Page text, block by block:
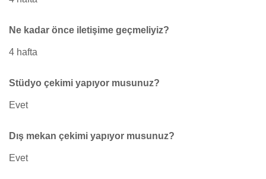
Ne kadar önce iletişime geçmeliyiz?
4 hafta
Stüdyo çekimi yapıyor musunuz?
Evet
Dış mekan çekimi yapıyor musunuz?
Evet